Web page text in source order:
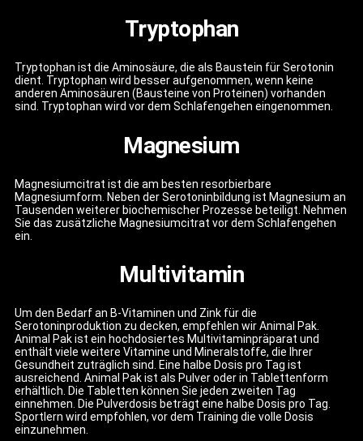
Tryptophan
Tryptophan ist die Aminosäure, die als Baustein für Serotonin
dient. Tryptophan wird besser aufgenommen, wenn keine
anderen Aminosäuren (Bausteine von Proteinen) vorhanden
sind. Tryptophan wird vor dem Schlafengehen eingenommen.
Magnesium
Magnesiumcitrat ist die am besten resorbierbare
Magnesiumform. Neben der Serotoninbildung ist Magnesium an
Tausenden weiterer biochemischer Prozesse beteiligt. Nehmen
Sie das zusätzliche Magnesiumcitrat vor dem Schlafengehen
ein.
Multivitamin
Um den Bedarf an B-Vitaminen und Zink für die
Serotoninproduktion zu decken, empfehlen wir Animal Pak.
Animal Pak ist ein hochdosiertes Multivitaminpräparat und
enthält viele weitere Vitamine und Mineralstoffe, die Ihrer
Gesundheit zuträglich sind. Eine halbe Dosis pro Tag ist
ausreichend. Animal Pak ist als Pulver oder in Tablettenform
erhältlich. Die Tabletten können Sie jeden zweiten Tag
einnehmen. Die Pulverdosis beträgt eine halbe Dosis pro Tag.
Sportlern wird empfohlen, vor dem Training die volle Dosis
einzunehmen.